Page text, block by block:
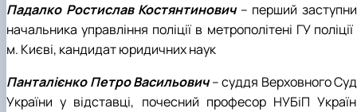
Падалко Ростислав Костянтинович– перший
начальника управління поліції в метрополітені ГУ поліції
м. Києві, кандидат юридичних наук
Панталієнко Петро Васильович– суддя Верховного
України у відставці, почесний професор НУБіП